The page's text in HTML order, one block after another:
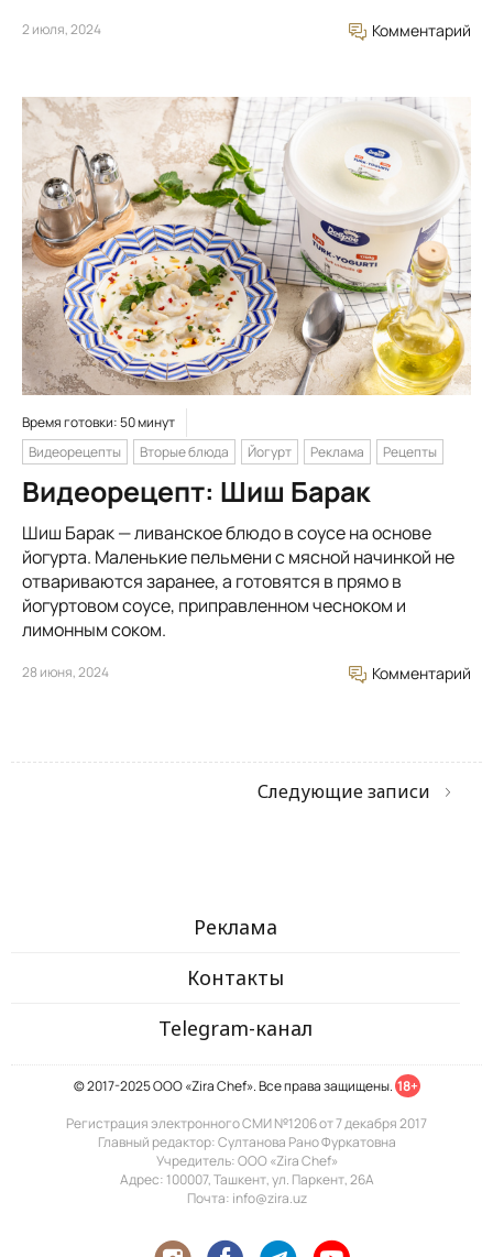
2 июля, 2024 Комментарий
Время готовки: 50 минут
Видеорецепты
Вторые блюда Йогурт Реклама Рецепты
Видеорецепт: Шиш Барак
Шиш Барак — ливанское блюдо в соусе на основе
йогурта. Маленькие пельмени с мясной начинкой не
отвариваются заранее, а готовятся в прямо в
йогуртовом соусе, приправленном чесноком и
лимонным соком.
28 июня, 2024 Комментарий
Следующие записи
Реклама
Контакты
Telegram-канал
© 2017-2025 ООО «Zira Chef». Все права защищены. 18+
Регистрация электронного СМИ №1206 от 7 декабря 2017
Главный редактор: Султанова Рано Фуркатовна
Учредитель: ООО «Zira Chef»
Адрес: 100007, Ташкент, ул. Паркент, 26А
Почта: info@zira.uz